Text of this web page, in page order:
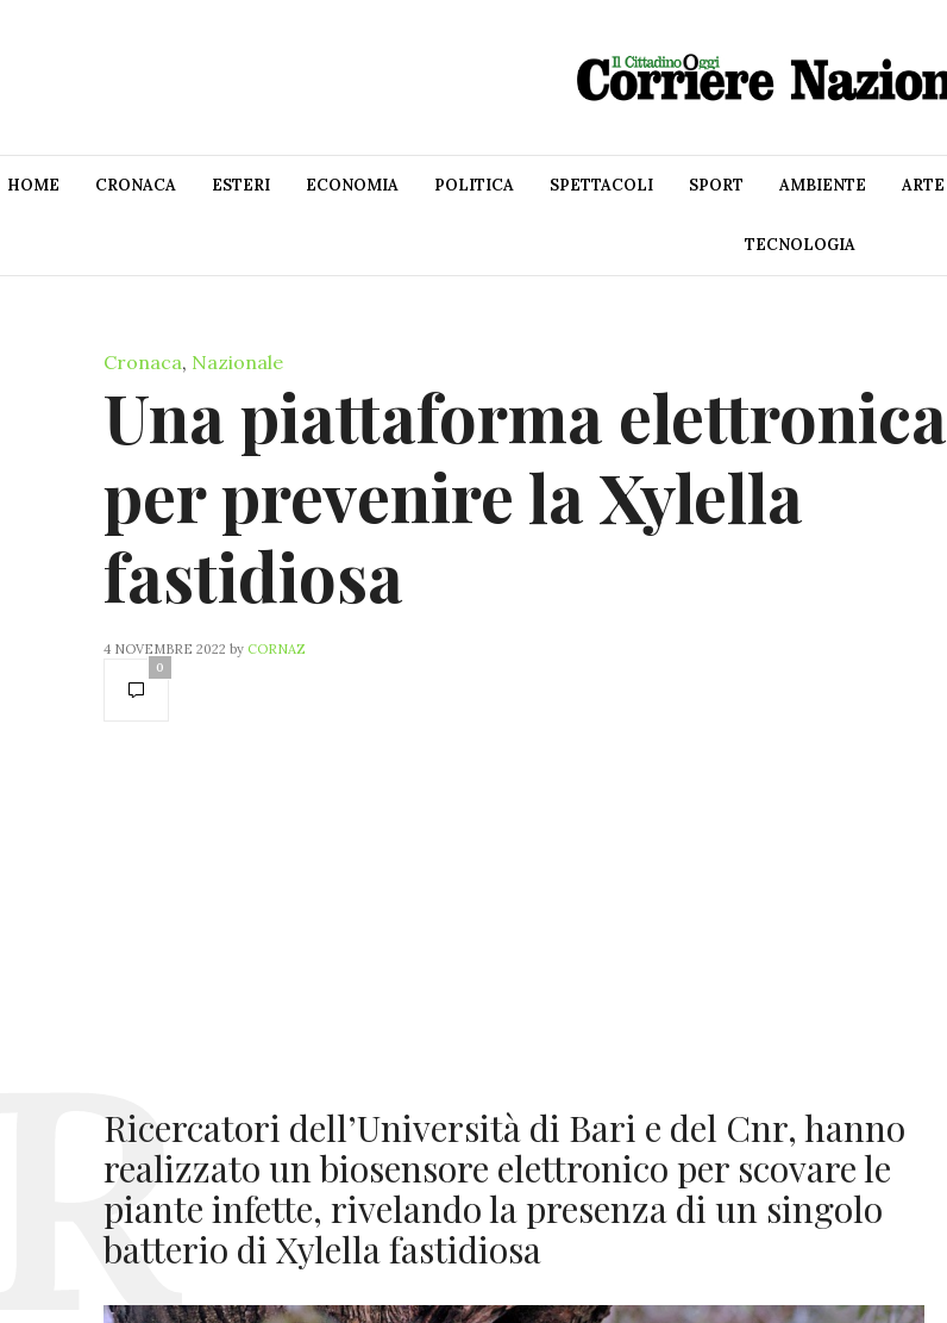
HOME CRONACA ESTERI ECONOMIA POLITICA SPETTACOLI SPORT AMBIENTE ARTE
TECNOLOGIA
Cronaca, Nazionale
Una piattaforma elettronica
per prevenire la Xylella
fastidiosa
4 NOVEMBRE 2022 by CORNAZ
0
Ricercatori dell’Università di Bari e del Cnr, hanno
realizzato un biosensore elettronico per scovare le
piante infette, rivelando la presenza di un singolo
batterio di Xylella fastidiosa